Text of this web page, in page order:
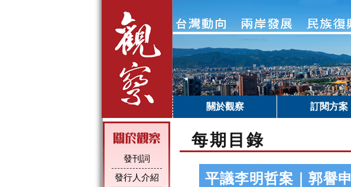
關於觀察 訂閱方案
發刊詞
發行人介紹
每期目錄
平議李明哲案｜郭譽申